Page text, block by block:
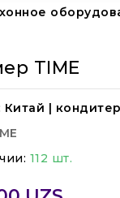
TIME
Китай |
112 шт.